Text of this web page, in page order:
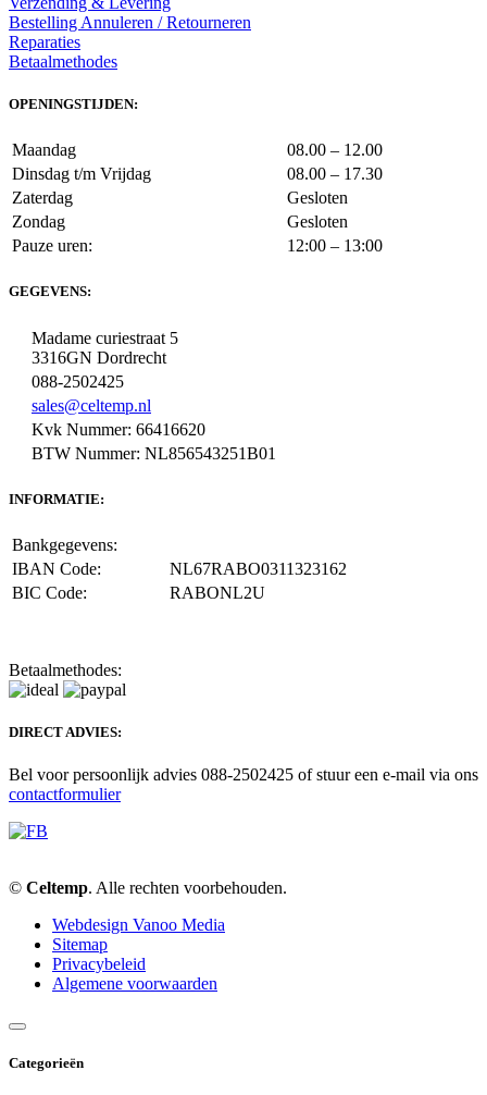
Bestelling Annuleren / Retourneren
Reparaties
Betaalmethodes
OPENINGSTIJDEN:
Maandag
08.00 – 12.00
Dinsdag t/m Vrijdag
08.00 – 17.30
Zaterdag
Gesloten
Zondag
Gesloten
Pauze uren:
12:00 – 13:00
GEGEVENS:
Madame curiestraat 5
3316GN Dordrecht
088-2502425
sales@celtemp.nl
Kvk Nummer: 66416620
BTW Nummer: NL856543251B01
INFORMATIE:
Bankgegevens:
IBAN Code:
NL67RABO0311323162
BIC Code:
RABONL2U
Betaalmethodes:
DIRECT ADVIES:
Bel voor persoonlijk advies 088-2502425 of stuur een e-mail via ons
contactformulier
© Celtemp. Alle rechten voorbehouden.
Webdesign Vanoo Media
Sitemap
Privacybeleid
Algemene voorwaarden
Categorieën